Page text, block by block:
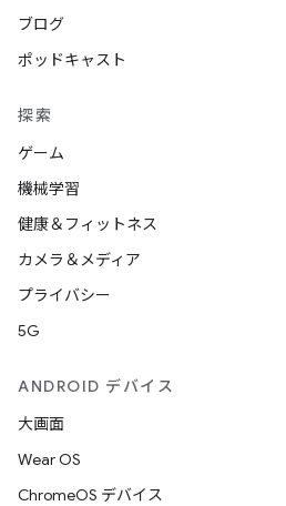
ブログ
ポッドキャスト
探索
ゲーム
機械学習
健康＆フィットネス
カメラ＆メディア
プライバシー
5G
ANDROID デバイス
大画面
Wear OS
ChromeOS デバイス